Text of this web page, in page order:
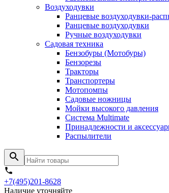
Воздуходувки
Ранцевые воздуходувки-
Ранцевые воздуходувки
Ручные воздуходувки
Садовая техника
Бензобуры (Мотобуры)
Бензорезы
Тракторы
Транспортеры
Мотопомпы
Садовые ножницы
Мойки высокого давления
Система Multimate
Принадлежности и
Распылители
+7(495)201-8628
Наличие уточняйте